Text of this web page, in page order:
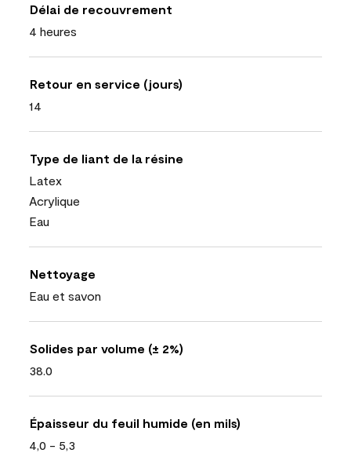
Délai de recouvrement
4 heures
Retour en service (jours)
14
Type de liant de la résine
Latex
Acrylique
Eau
Nettoyage
Eau et savon
Solides par volume (± 2%)
38.0
Épaisseur du feuil humide (en mils)
4,0 - 5,3